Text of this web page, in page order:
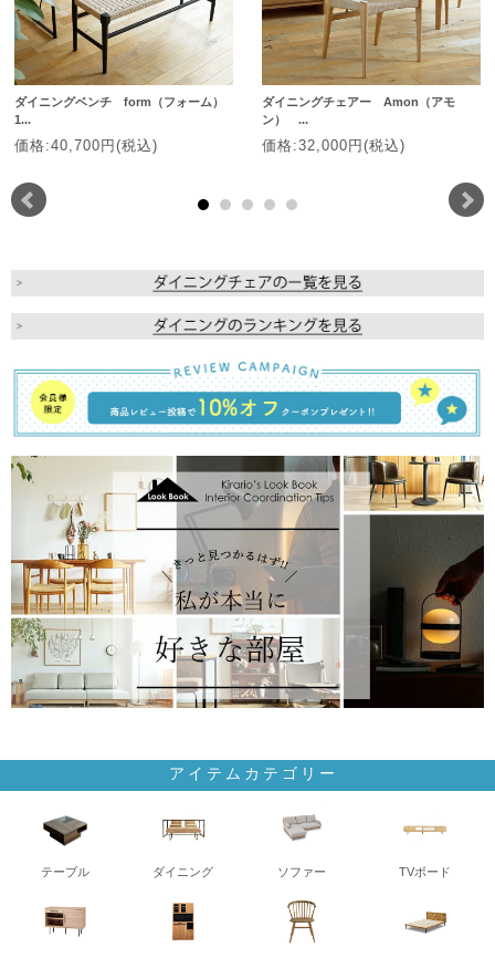
ダイニングベンチ form（フォーム）
1...
価格:40,700円(税込)
ダイニングチェアー Amon（アモ
ン） ...
価格:32,000円(税込)
アイテムカテゴリー
テーブル ダイニング ソファー TVボード